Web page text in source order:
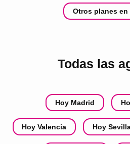
Otros planes en
Todas las
Hoy Madrid
Hoy Valencia Hoy